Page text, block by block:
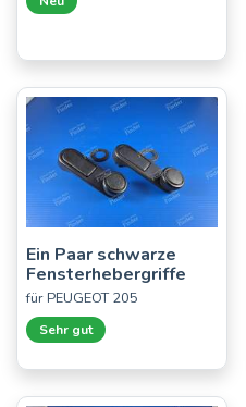
Ein Paar schwarze
Fensterhebergriffe
für PEUGEOT 205
Sehr gut